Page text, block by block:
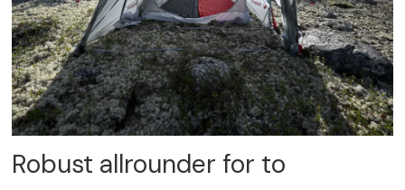
Robust allrounder for to